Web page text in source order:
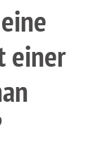
einer